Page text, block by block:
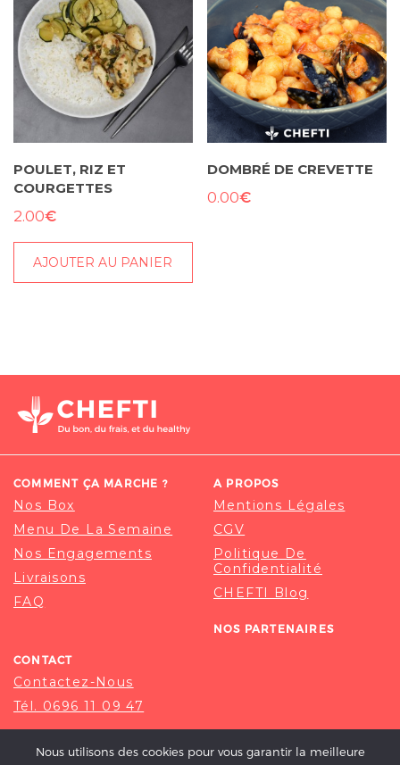
POULET, RIZ ET
COURGETTES
2.00€
AJOUTER AU PANIER
DOMBRÉ DE CREVETTE
0.00€
COMMENT ÇA MARCHE ?
Nos Box
Menu De La Semaine
Nos Engagements
Livraisons
FAQ
A PROPOS
Mentions Légales
CGV
Politique De
Confidentialité
CHEFTI Blog
NOS PARTENAIRES
CONTACT
Contactez-Nous
Tél. 0696 11 09 47
Nous utilisons des cookies pour vous garantir la meilleure